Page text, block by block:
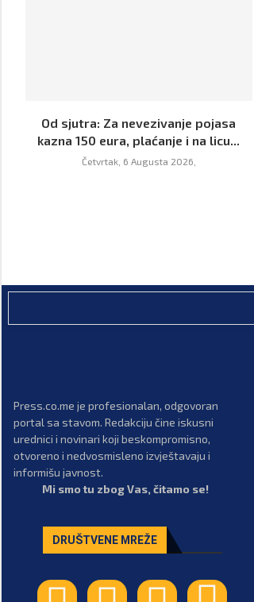
Od sjutra: Za nevezivanje pojasa
kazna 150 eura, plaćanje i na licu...
Četvrtak, 6 Augusta 2026,
Press.co.me je profesionalan, odgovoran
portal sa stavom. Redakciju čine iskusni
urednici i novinari koji beskompromisno,
otvoreno i nedvosmisleno izvještavaju i
informišu javnost.
Mi smo tu zbog Vas, čitamo se!
DRUŠTVENE MREŽE